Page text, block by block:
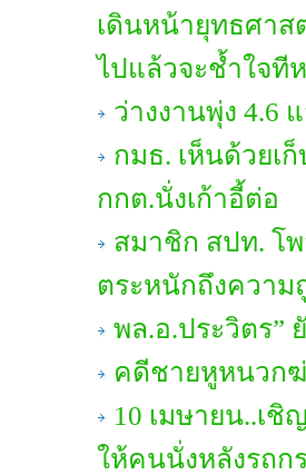
เดินหน้ายุทธศาส
ไปแล้วจะช้ำใจที
ว่างงานพุ่ง 4.6
กมธ. เห็นด้วยเ
กกต.นั่งเก้าอี้ต่อ
สมาชิก สปท. โ
ตระหนักถึงความ
พล.อ.ประวิตร”
คดีชายหูหนวก
10 เมษายน..เ
ให้คนนั่งหลังรถก